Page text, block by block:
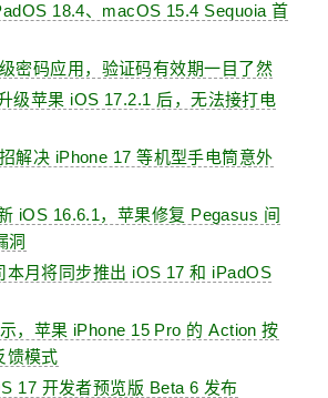
18.4、macOS 15.4 Sequoia 首
密码应用，验证码有效期一目了然
级苹果 iOS 17.2.1 后，无法接打电
解决 iPhone 17 等机型手电筒意外
iOS 16.6.1，苹果修复 Pegasus 间
洞
本月将同步推出 iOS 17 和 iPadOS
，苹果 iPhone 15 Pro 的 Action 按
馈模式
17 开发者预览版 Beta 6 发布